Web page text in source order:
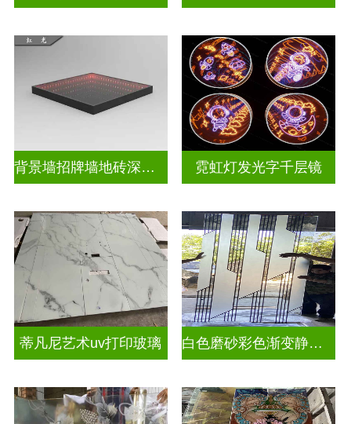
背景墙招牌墙地砖深渊镜 霓虹灯发光字千层镜
蒂凡尼艺术uv打印玻璃 白色磨砂彩色渐变静电玻璃UV打印加工